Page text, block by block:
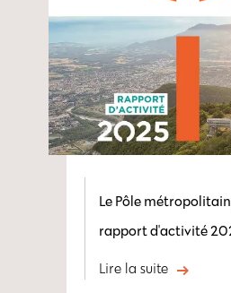
Le Pôle
rapport d'activité
Lire la suite